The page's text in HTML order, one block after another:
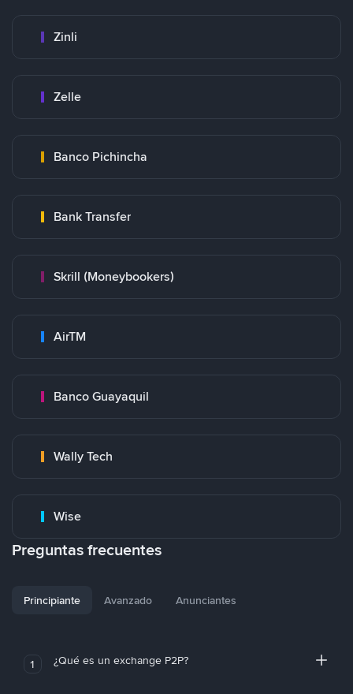
Zinli
Zelle
Banco Pichincha
Bank Transfer
Skrill (Moneybookers)
AirTM
Banco Guayaquil
Wally Tech
Wise
Preguntas frecuentes
Principiante Avanzado Anunciantes
1 ¿Qué es un exchange P2P?